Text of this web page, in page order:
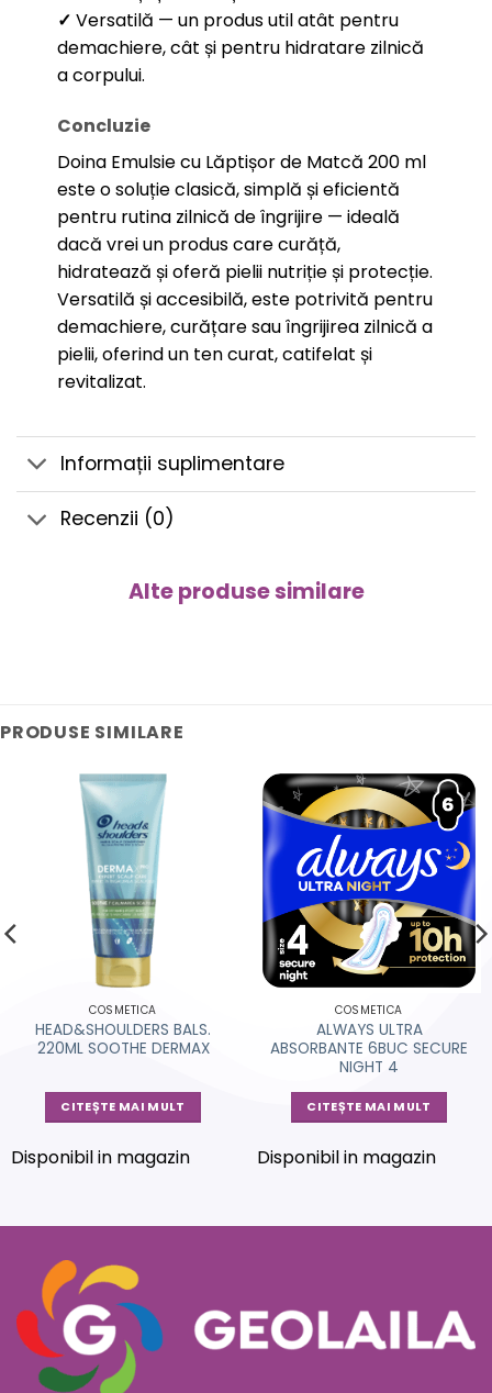
✓ Versatilă — un produs util atât pentru
demachiere, cât și pentru hidratare zilnică
a corpului.
Concluzie
Doina Emulsie cu Lăptișor de Matcă 200 ml
este o soluție clasică, simplă și eficientă
pentru rutina zilnică de îngrijire — ideală
dacă vrei un produs care curăță,
hidratează și oferă pielii nutriție și protecție.
Versatilă și accesibilă, este potrivită pentru
demachiere, curățare sau îngrijirea zilnică a
pielii, oferind un ten curat, catifelat și
revitalizat.
Informații suplimentare
Recenzii (0)
Alte produse similare
PRODUSE SIMILARE
COSMETICA
HEAD&SHOULDERS BALS.
220ML SOOTHE DERMAX
CITEȘTE MAI MULT
Disponibil in magazin
COSMETICA
ALWAYS ULTRA
ABSORBANTE 6BUC SECURE
NIGHT 4
CITEȘTE MAI MULT
Disponibil in magazin